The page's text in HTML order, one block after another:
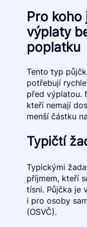
Pro
výplaty
poplatku
Tento typ
potřebují
před výplatou.
kteří nemají
menší částku
Typičtí
Typickými
příjmem, kteří
tísni. Půjčka je
i pro osoby
(OSVČ).